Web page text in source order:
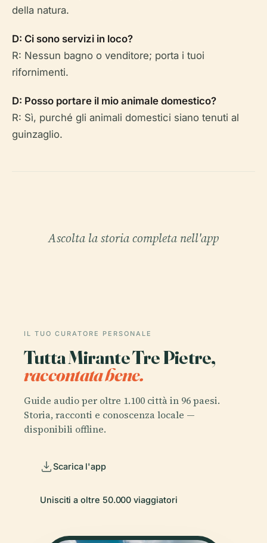
della natura.
D: Ci sono servizi in loco?
R: Nessun bagno o venditore; porta i tuoi
rifornimenti.
D: Posso portare il mio animale domestico?
R: Sì, purché gli animali domestici siano tenuti al
guinzaglio.
Ascolta la storia completa nell'app
IL TUO CURATORE PERSONALE
Tutta Mirante Tre Pietre,
raccontata bene.
Guide audio per oltre 1.100 città in 96 paesi.
Storia, racconti e conoscenza locale —
disponibili offline.
Scarica l'app
Unisciti a oltre 50.000 viaggiatori